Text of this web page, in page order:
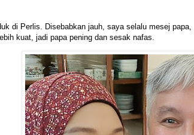
di Perlis. Disebabkan jauh, saya selalu mesej
kuat, jadi papa pening dan sesak nafas.